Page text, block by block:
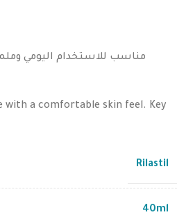
with a comfortable skin feel. Key
Rilastil
40ml